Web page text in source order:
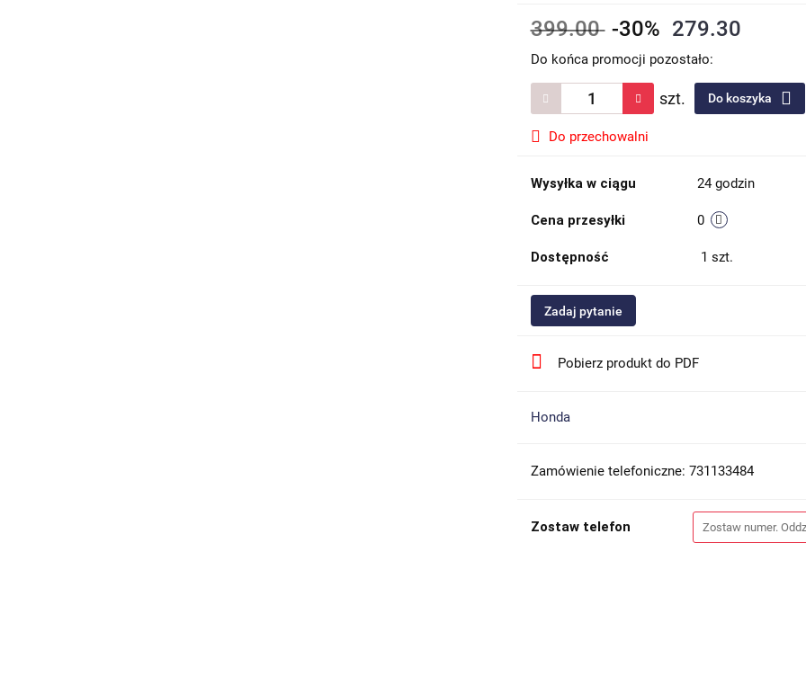
399.00 -30% 279.30
Do końca promocji pozostało:
szt. Do koszyka
Do przechowalni
Wysyłka w ciągu 24 godzin
Cena przesyłki 0
Dostępność 1 szt.
Zadaj pytanie
Pobierz produkt do PDF
Honda
Zamówienie telefoniczne: 731133484
Zostaw telefon